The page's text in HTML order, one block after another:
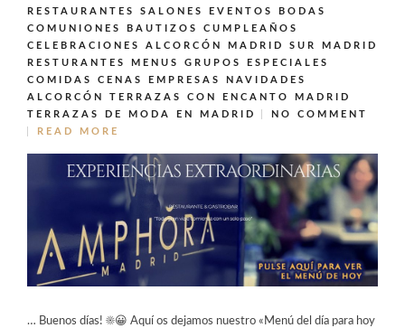
RESTAURANTES SALONES EVENTOS BODAS
COMUNIONES BAUTIZOS CUMPLEAÑOS
CELEBRACIONES ALCORCÓN MADRID SUR MADRID
RESTURANTES MENUS GRUPOS ESPECIALES
COMIDAS CENAS EMPRESAS NAVIDADES
ALCORCÓN
TERRAZAS CON ENCANTO MADRID
TERRAZAS DE MODA EN MADRID
NO COMMENT
READ MORE
… Buenos días! ☀️😀 Aquí os dejamos nuestro «Menú del día para hoy